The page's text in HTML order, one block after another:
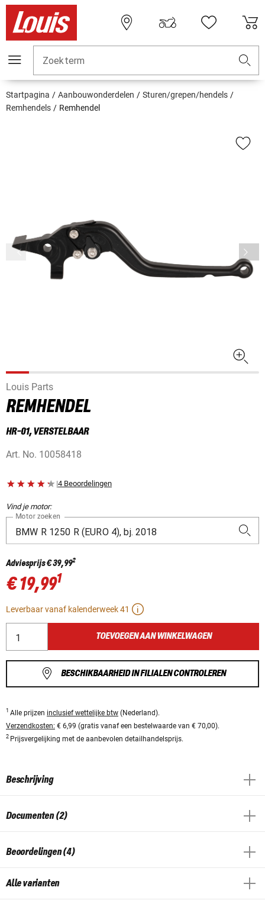
Zoekterm
Startpagina Aanbouwonderdelen
Sturen/grepen/hendels
Remhendels
Remhendel
Louis Parts
REMHENDEL
HR-01, VERSTELBAAR
Art. No. 10058418
|4 Beoordelingen
Vind je motor:
Motor zoeken
Adviesprijs€ 39,992
€ 19,991
Leverbaar vanaf kalenderweek 41
TOEVOEGEN AAN WINKELWAGEN
BESCHIKBAARHEID IN FILIALEN CONTROLEREN
1 Alle prijzen inclusief wettelijke btw (Nederland).
Verzendkosten: € 6,99 (gratis vanaf een bestelwaarde van € 70,00).
2 Prijsvergelijking met de aanbevolen detailhandelsprijs.
Beschrijving
Documenten (2)
Beoordelingen (4)
Alle varianten